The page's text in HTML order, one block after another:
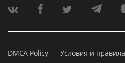
DMCA Policy Условия и правила